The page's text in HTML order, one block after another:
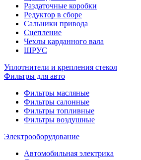
Раздаточные коробки
Редуктор в сборе
Сальники привода
Сцепление
Чехлы карданного вала
ШРУС
Уплотнители и крепления стекол
Фильтры для авто
Фильтры масляные
Фильтры салонные
Фильтры топливные
Фильтры воздушные
Электрооборудование
Автомобильная электрика